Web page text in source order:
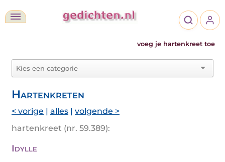
voeg je hartenkreet toe
Hartenkreten
< vorige | alles | volgende >
hartenkreet (nr. 59.389):
Idylle